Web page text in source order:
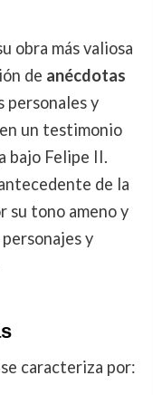
obra más valiosa
de anécdotas
personales y
un testimonio
bajo Felipe II.
de la
tono ameno y
y
caracteriza por: